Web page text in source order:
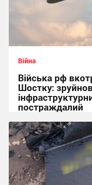
Війна
Війська рф
Шостку:
постраждалий
18:50 сьогодні